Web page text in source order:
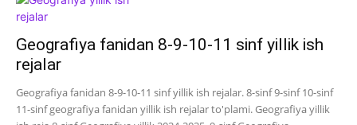
Geografiya fanidan 8-9-10-11 sinf yillik ish
rejalar
Geografiya fanidan 8-9-10-11 sinf yillik ish rejalar. 8-sinf 9-sinf 10-sinf
11-sinf geografiya fanidan yillik ish rejalar to'plami. Geografiya yillik